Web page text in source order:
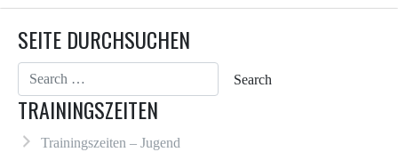
SEITE DURCHSUCHEN
TRAININGSZEITEN
Trainingszeiten – Jugend